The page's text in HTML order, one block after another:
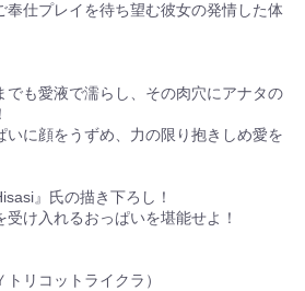
奉仕プレイを待ち望む彼女の発情した体
でも愛液で濡らし、その肉穴にアナタの
いに顔をうずめ、力の限り抱きしめ愛を
』氏の描き下ろし！
け入れるおっぱいを堪能せよ！
リコットライクラ）